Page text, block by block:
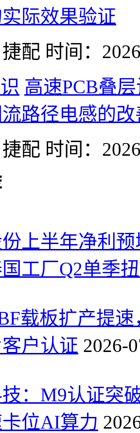
际效果验证
配 时间：
高速PCB叠
路径电感的改
配 时间：
上半年净利
工厂Q2单季
载板扩产提
户认证 2026-
：M9认证突
位AI算力